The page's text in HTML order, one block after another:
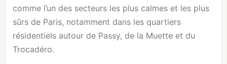
comme l’un des secteurs les plus calmes et les plus
sûrs de Paris, notamment dans les quartiers
résidentiels autour de Passy, de la Muette et du
Trocadéro.